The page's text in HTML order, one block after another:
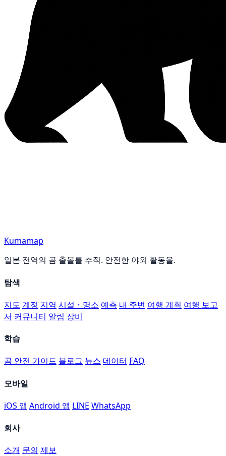
Kumamap
일본 전역의 곰 출몰를 추적. 안전한 야외 활동을.
탐색
지도 계정 지역 시설・명소 예측 내 주변 여행 계획 여행 보고
서 커뮤니티 알림 장비
학습
곰 안전 가이드 블로그 뉴스 데이터 FAQ
모바일
iOS 앱 Android 앱 LINE WhatsApp
회사
소개 문의 제보